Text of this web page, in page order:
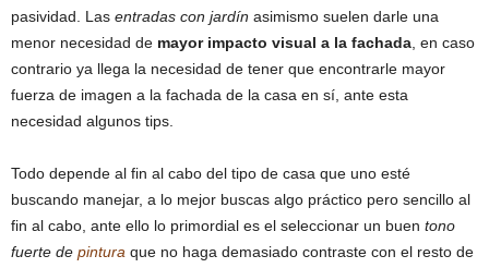
pasividad. Las entradas con jardín asimismo suelen darle una
menor necesidad de mayor impacto visual a la fachada , en caso
contrario ya llega la necesidad de tener que encontrarle mayor
fuerza de imagen a la fachada de la casa en sí, ante esta
necesidad algunos tips.
Todo depende al fin al cabo del tipo de casa que uno esté
buscando manejar, a lo mejor buscas algo práctico pero sencillo al
fin al cabo, ante ello lo primordial es el seleccionar un buen tono
fuerte de pintura que no haga demasiado contraste con el resto de